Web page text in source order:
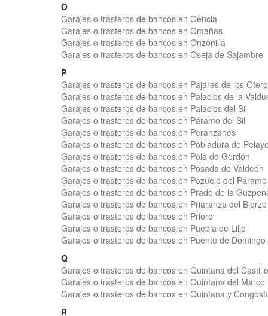
O
Garajes o trasteros de bancos en Oencia
Garajes o trasteros de bancos en Omañas
Garajes o trasteros de bancos en Onzonilla
Garajes o trasteros de bancos en Oseja de Sajambre
P
Garajes o trasteros de bancos en Pajares de los
Garajes o trasteros de bancos en Palacios de la
Garajes o trasteros de bancos en Palacios del Sil
Garajes o trasteros de bancos en Páramo del Sil
Garajes o trasteros de bancos en Peranzanes
Garajes o trasteros de bancos en Pobladura de
Garajes o trasteros de bancos en Pola de Gordón
Garajes o trasteros de bancos en Posada de Valdeón
Garajes o trasteros de bancos en Pozuelo del Páramo
Garajes o trasteros de bancos en Prado de la
Garajes o trasteros de bancos en Priaranza del Bierzo
Garajes o trasteros de bancos en Prioro
Garajes o trasteros de bancos en Puebla de Lillo
Garajes o trasteros de bancos en Puente de
Q
Garajes o trasteros de bancos en Quintana del Castillo
Garajes o trasteros de bancos en Quintana del Marco
Garajes o trasteros de bancos en Quintana y
R